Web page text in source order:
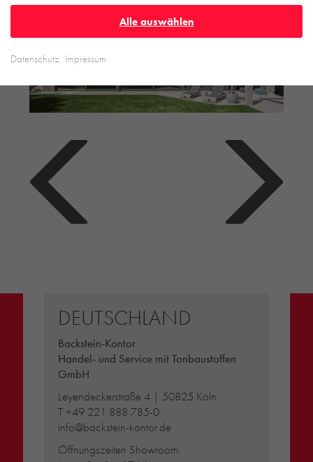
DEUTSCHLAND
Backstein-Kontor
Handel- und Service mit Tonbaustoffen
GmbH
Leyendeckerstraße 4 | 50825 Köln
T+49 221 888 785-0
info@backstein-kontor.de
Öffnungszeiten Showroom:
Alle auswählen
Datenschutz Impressum